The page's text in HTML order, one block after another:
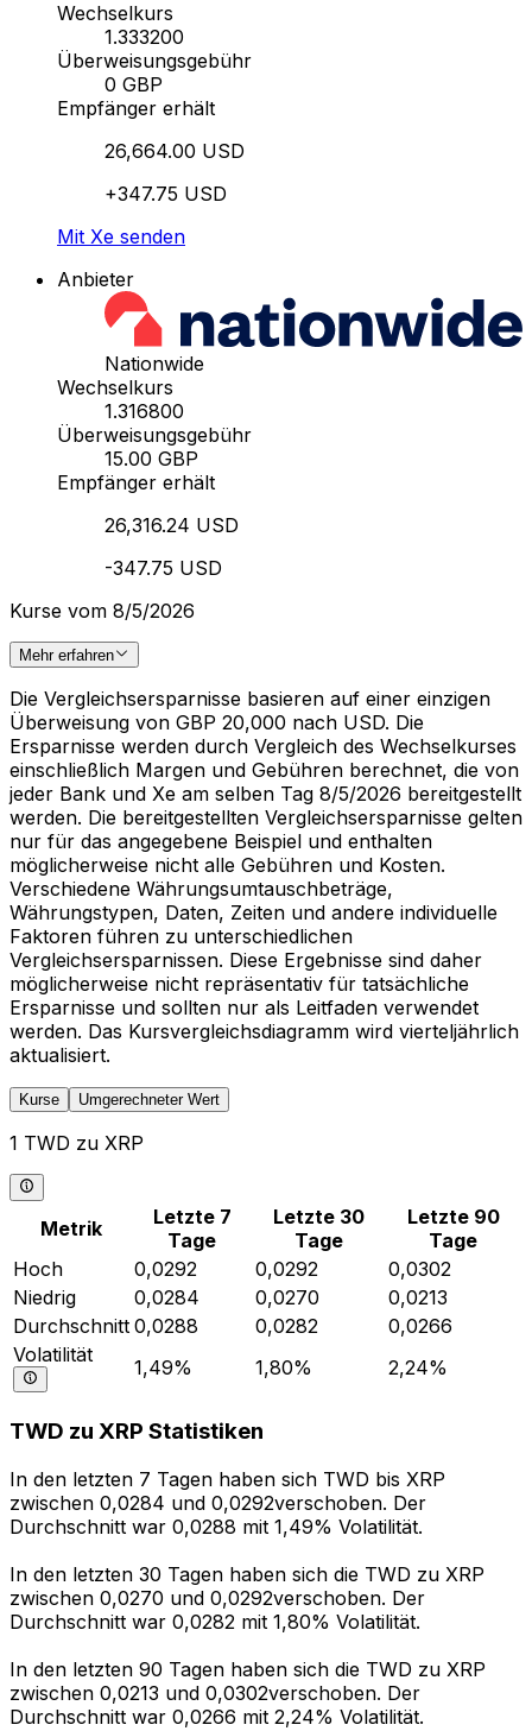
Wechselkurs
1.333200
Überweisungsgebühr
0 GBP
Empfänger erhält
26,664.00 USD
+347.75 USD
Mit Xe senden
Anbieter
Nationwide
Wechselkurs
1.316800
Überweisungsgebühr
15.00 GBP
Empfänger erhält
26,316.24 USD
-347.75 USD
Kurse vom 8/5/2026
Mehr erfahren
Die Vergleichsersparnisse basieren auf einer einzigen
Überweisung von GBP 20,000 nach USD. Die
Ersparnisse werden durch Vergleich des Wechselkurses
einschließlich Margen und Gebühren berechnet, die von
jeder Bank und Xe am selben Tag 8/5/2026 bereitgestellt
werden. Die bereitgestellten Vergleichsersparnisse gelten
nur für das angegebene Beispiel und enthalten
möglicherweise nicht alle Gebühren und Kosten.
Verschiedene Währungsumtauschbeträge,
Währungstypen, Daten, Zeiten und andere individuelle
Faktoren führen zu unterschiedlichen
Vergleichsersparnissen. Diese Ergebnisse sind daher
möglicherweise nicht repräsentativ für tatsächliche
Ersparnisse und sollten nur als Leitfaden verwendet
werden. Das Kursvergleichsdiagramm wird vierteljährlich
aktualisiert.
Kurse Umgerechneter Wert
1 TWD zu XRP
Metrik
Letzte 7
Tage
Letzte 30
Tage
Letzte 90
Tage
Hoch
0,0292 0,0292
0,0302
Niedrig
0,0284 0,0270
0,0213
Durchschnitt 0,0288 0,0282
0,0266
Volatilität
1,49% 1,80% 2,24%
TWD zu XRP Statistiken
In den letzten 7 Tagen haben sich TWD bis XRP
zwischen 0,0284 und 0,0292verschoben. Der
Durchschnitt war 0,0288 mit 1,49% Volatilität.
In den letzten 30 Tagen haben sich die TWD zu XRP
zwischen 0,0270 und 0,0292verschoben. Der
Durchschnitt war 0,0282 mit 1,80% Volatilität.
In den letzten 90 Tagen haben sich die TWD zu XRP
zwischen 0,0213 und 0,0302verschoben. Der
Durchschnitt war 0,0266 mit 2,24% Volatilität.